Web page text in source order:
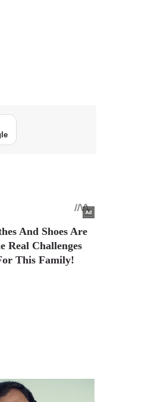
And Shoes Are
Real Challenges
This Family!